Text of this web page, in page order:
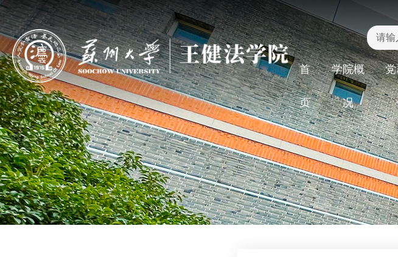
首
页
学院概
况